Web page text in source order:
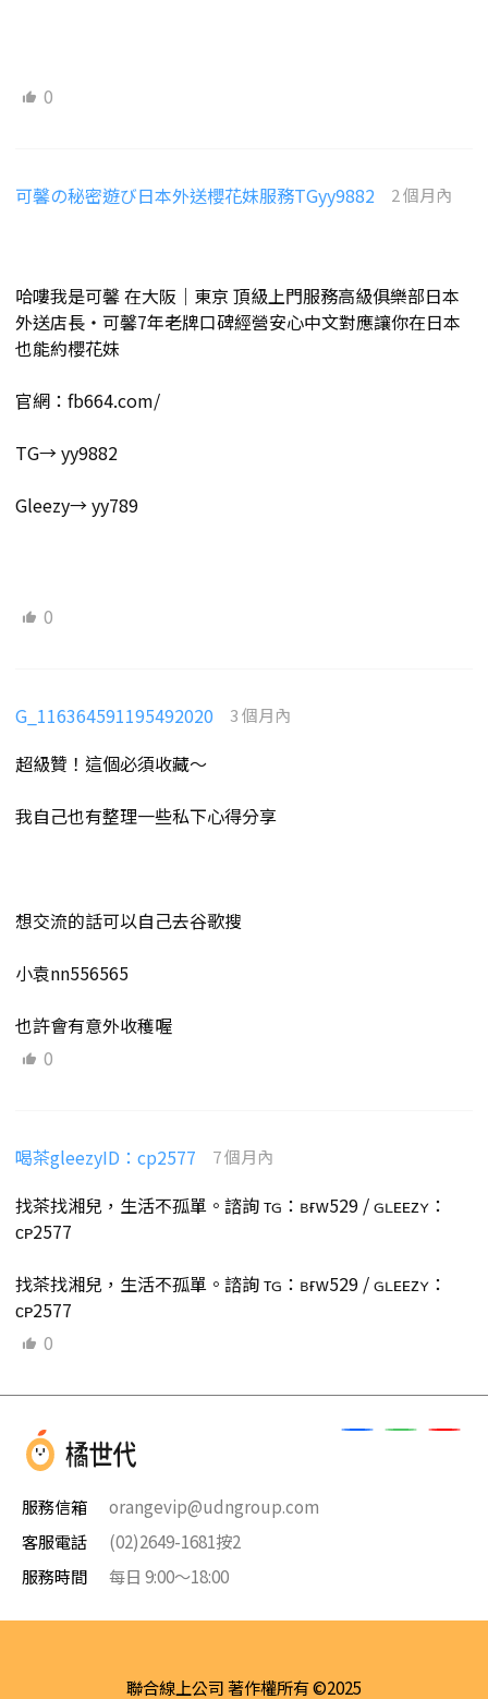
0
可馨の秘密遊び日本外送櫻花妹服務TGyy9882 2 個月內
哈嘍我是可馨 在大阪｜東京 頂級上門服務高級俱樂部日本
外送店長・可馨7年老牌口碑經營安心中文對應讓你在日本
也能約櫻花妹
官網：fb664.com/
TG→ yy9882
Gleezy→ yy789
0
G_116364591195492020 3 個月內
超級贊！這個必須收藏～
我自己也有整理一些私下心得分享
想交流的話可以自己去谷歌搜
小袁nn556565
也許會有意外收穫喔
0
喝茶gleezyID：cp2577 7 個月內
找茶找湘兒，生活不孤單。諮詢 ᴛɢ：ʙғᴡ529 / ɢʟᴇᴇᴢʏ：
ᴄᴘ2577
找茶找湘兒，生活不孤單。諮詢 ᴛɢ：ʙғᴡ529 / ɢʟᴇᴇᴢʏ：
ᴄᴘ2577
0
服務信箱
orangevip@udngroup.com
客服電話
(02)2649-1681按2
服務時間
每日 9:00～18:00
聯合線上公司 著作權所有 ©2025